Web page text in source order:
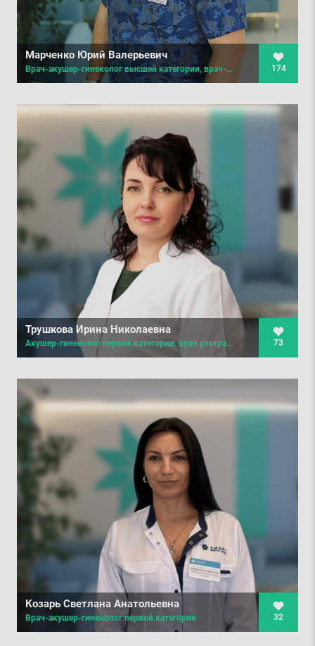
174
Марченко Юрий Валерьевич
Врач-акушер-гинеколог высшей категории, врач-маммолог, врач ультразвуковой диагностики, хирург, онкохирург, врач семейной медицины
73
Трушкова Ирина Николаевна
Акушер-гинеколог первой категории, врач ультразвуковой диагностики
32
Козарь Светлана Анатольевна
Врач-акушер-гинеколог первой категории